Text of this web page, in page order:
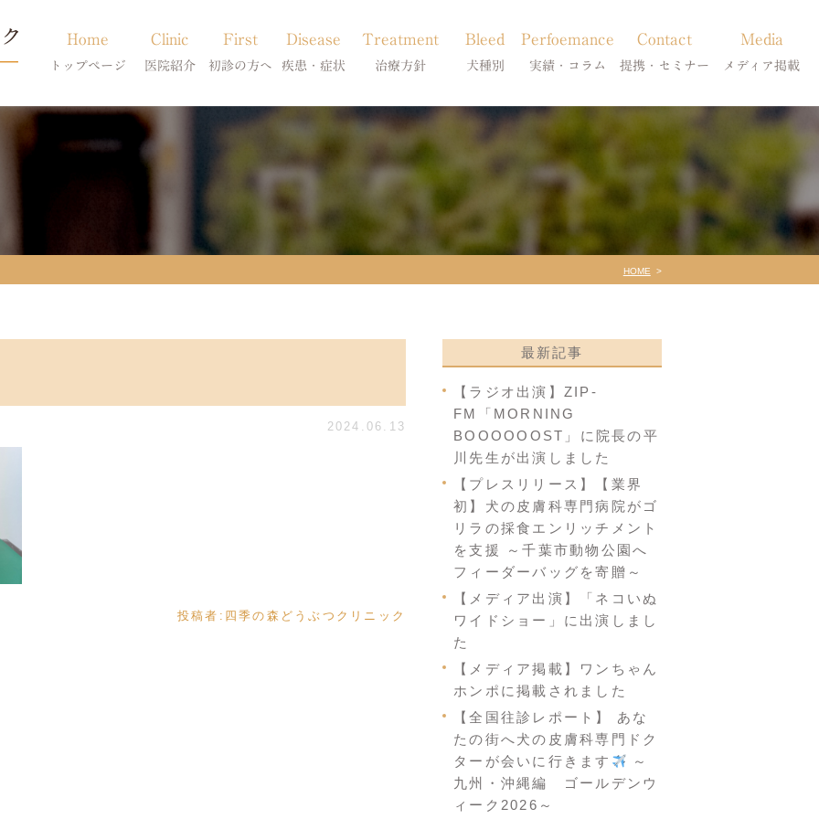
Home
トップページ
Clinic
医院紹介
当院のご紹介
First
初診の方へ
Disease
疾患・症状
アトピー・アレルギー
膿皮症・脂漏症
脱毛症・アロペシアX
Treatment
治療方針
皮膚科特別診療
スキンケア療法
Bleed
犬種別
柴犬の皮膚病
シーズーの皮膚病
フレンチブルドッグの皮膚病
Perfoemance
実績・コラム
犬種別
症状別
Contact
提携・セミナー
診療提携・セミナー開催
Media
メディア掲載
メディア掲載
HOME
2024.06.13
投稿者: 四季の森どうぶつクリニック
最新記事
【ラジオ出演】ZIP-
FM「MORNING
BOOOOOOST」に院長の平
川先生が出演しました
【プレスリリース】【業界
初】犬の皮膚科専門病院がゴ
リラの採食エンリッチメント
を支援 ～千葉市動物公園へ
フィーダーバッグを寄贈～
【メディア出演】「ネコいぬ
ワイドショー」に出演しまし
た
【メディア掲載】ワンちゃん
ホンポに掲載されました
【全国往診レポート】 あな
たの街へ犬の皮膚科専門ドク
ターが会いに行きます
～
九州・沖縄編 ゴールデンウ
ィーク2026～